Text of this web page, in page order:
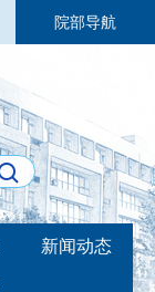
院部导航
新闻动态